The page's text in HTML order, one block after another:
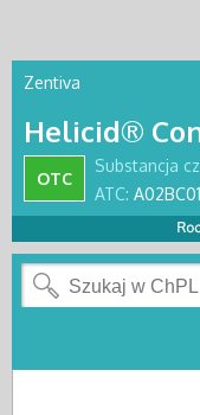
Zentiva
Helicid®
Substancja
ATC: A02BC01
OTC